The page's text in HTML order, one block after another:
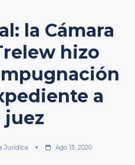
la Cámara
hizo
a
Jurídica Ago 13, 2020